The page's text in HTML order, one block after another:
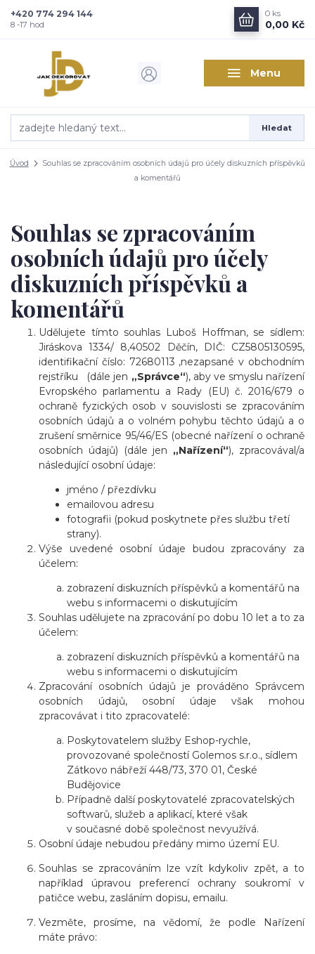
Menu
Hledat
+420 774 294 144
8 -17 hod
0 ks
0,00 Kč
Úvod
Souhlas se zpracováním osobních údajů pro účely diskuzních příspěvků
a komentářů
Souhlas se zpracováním
osobních údajů pro účely
diskuzních příspěvků a
komentářů
Udělujete tímto souhlas Luboš Hoffman, se sídlem:
Jiráskova 1334/ 8,40502 Děčín, DIČ: CZ5805130595,
identifikační číslo: 72680113 ,nezapsané v obchodním
rejstříku (dále jen „Správce“), aby ve smyslu nařízení
Evropského parlamentu a Rady (EU) č. 2016/679 o
ochraně fyzických osob v souvislosti se zpracováním
osobních údajů a o volném pohybu těchto údajů a o
zrušení směrnice 95/46/ES (obecné nařízení o ochraně
osobních údajů) (dále jen „Nařízení“), zpracovával/a
následující osobní údaje:
jméno / přezdívku
emailovou adresu
fotografii (pokud poskytnete přes službu třetí
strany).
Výše uvedené osobní údaje budou zpracovány za
účelem:
zobrazení diskuzních příspěvků a komentářů na
webu s informacemi o diskutujícím
Souhlas udělujete na zpracování po dobu 10 let a to za
účelem:
zobrazení diskuzních příspěvků a komentářů na
webu s informacemi o diskutujícím
Zpracování osobních údajů je prováděno Správcem
osobních údajů, osobní údaje však mohou
zpracovávat i tito zpracovatelé:
Poskytovatelem služby Eshop-rychle,
provozované společností Golemos s.r.o., sídlem
Zátkovo nábřeží 448/73, 370 01, České
Budějovice
Případně další poskytovatelé zpracovatelských
softwarů, služeb a aplikací, které však
v současné době společnost nevyužívá.
Osobní údaje nebudou předány mimo území EU.
Souhlas se zpracováním lze vzít kdykoliv zpět, a to
například úpravou preferencí ochrany soukromí v
patičce webu, zasláním dopisu, emailu.
Vezměte, prosíme, na vědomí, že podle Nařízení
máte právo: